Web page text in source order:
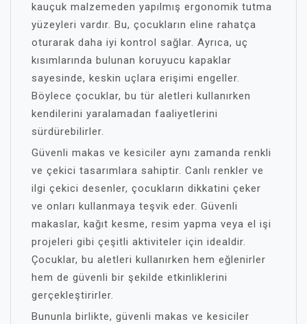
kauçuk malzemeden yapılmış ergonomik tutma
yüzeyleri vardır. Bu, çocukların eline rahatça
oturarak daha iyi kontrol sağlar. Ayrıca, uç
kısımlarında bulunan koruyucu kapaklar
sayesinde, keskin uçlara erişimi engeller.
Böylece çocuklar, bu tür aletleri kullanırken
kendilerini yaralamadan faaliyetlerini
sürdürebilirler.
Güvenli makas ve kesiciler aynı zamanda renkli
ve çekici tasarımlara sahiptir. Canlı renkler ve
ilgi çekici desenler, çocukların dikkatini çeker
ve onları kullanmaya teşvik eder. Güvenli
makaslar, kağıt kesme, resim yapma veya el işi
projeleri gibi çeşitli aktiviteler için idealdir.
Çocuklar, bu aletleri kullanırken hem eğlenirler
hem de güvenli bir şekilde etkinliklerini
gerçekleştirirler.
Bununla birlikte, güvenli makas ve kesiciler